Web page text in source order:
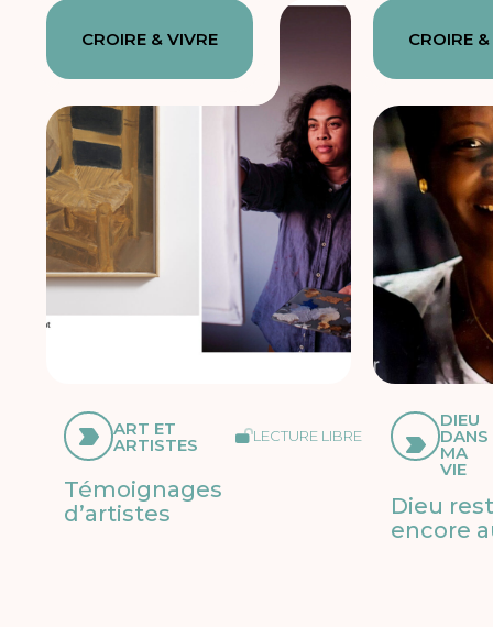
CROIRE & VIVRE
ART ET
ARTISTES LECTURE LIBRE
Témoignages
d’artistes
CROIRE
DIEU
DANS
MA
VIE
Dieu
encore